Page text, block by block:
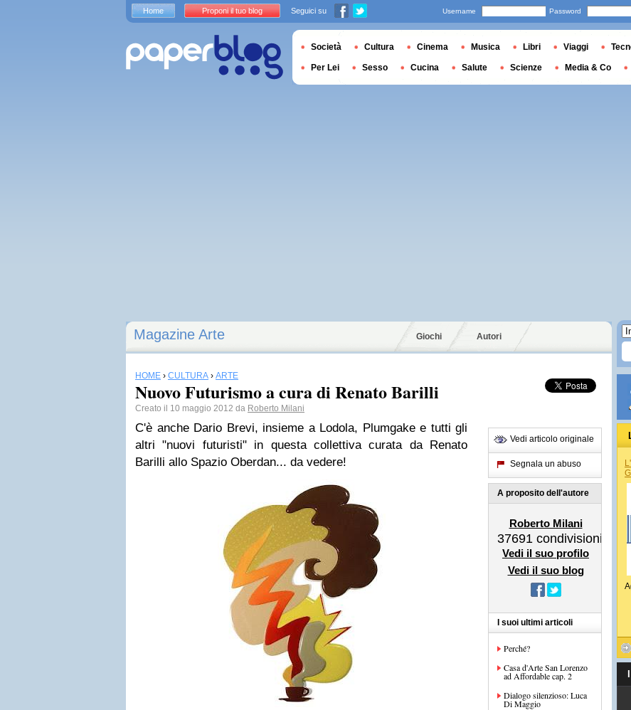
Magazine Arte Giochi Autori
HOME › CULTURA › ARTE
Nuovo Futurismo a cura di Renato Barilli
Creato il 10 maggio 2012 da Roberto Milani
C'è anche Dario Brevi, insieme a Lodola, Plumgake e tutti gli
altri "nuovi futuristi" in questa collettiva curata da Renato
Barilli allo Spazio Oberdan... da vedere!
Vedi articolo originale
Segnala un abuso
A proposito dell'autore
Roberto Milani
37691 condivisioni
Vedi il suo profilo
Vedi il suo blog
I suoi ultimi articoli
Perché?
Casa d'Arte San Lorenzo
ad Affordable cap. 2
Dialogo silenzioso: Luca
Di Maggio
Home Proponi il tuo blog Seguici su Username Password
Società Cultura Cinema Musica Libri Viaggi
Per Lei Sesso Cucina Salute Scienze Media & Co